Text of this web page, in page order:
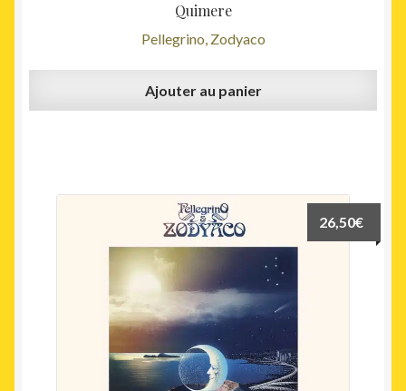
Quimere
Pellegrino, Zodyaco
Ajouter au panier
26,50€